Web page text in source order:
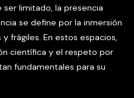
limitado, la presencia
se define por la inmersión
frágiles. En estos espacios,
científica y el respeto por
fundamentales para su